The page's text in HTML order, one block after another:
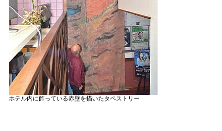
ホテル内に飾っている赤壁を描いたタペストリー